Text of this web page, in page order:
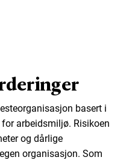
basert i
arbeidsmiljø. Risikoen
og dårlige
organisasjon. Som